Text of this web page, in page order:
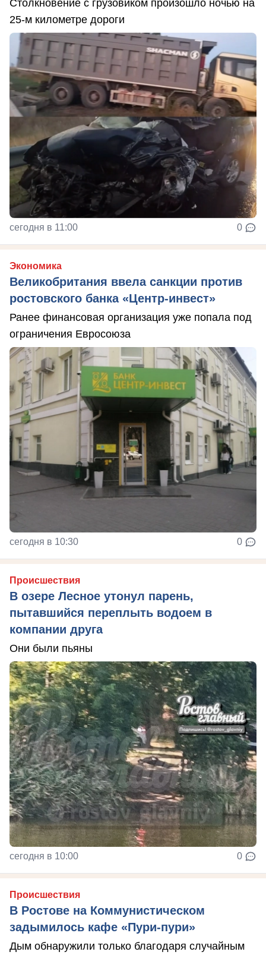
Столкновение с грузовиком произошло ночью на
25-м километре дороги
сегодня в 11:00 0
Экономика
Великобритания ввела санкции против
ростовского банка «Центр-инвест»
Ранее финансовая организация уже попала под
ограничения Евросоюза
сегодня в 10:30 0
Происшествия
В озере Лесное утонул парень,
пытавшийся переплыть водоем в
компании друга
Они были пьяны
сегодня в 10:00 0
Происшествия
В Ростове на Коммунистическом
задымилось кафе «Пури-пури»
Дым обнаружили только благодаря случайным